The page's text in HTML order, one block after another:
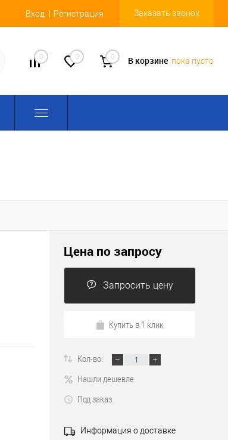
Вход Регистрация Заказать звонок
0 0 0 В корзине пока пусто
Цена по запросу
Запросить цену
Купить в 1 клик
Кол-во:
Нашли дешевле
Под заказ
Информация о доставке